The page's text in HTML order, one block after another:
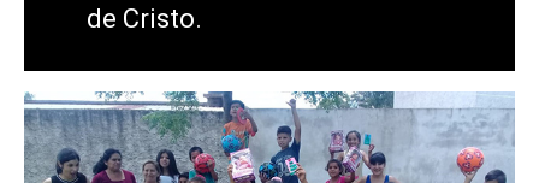
de Cristo.